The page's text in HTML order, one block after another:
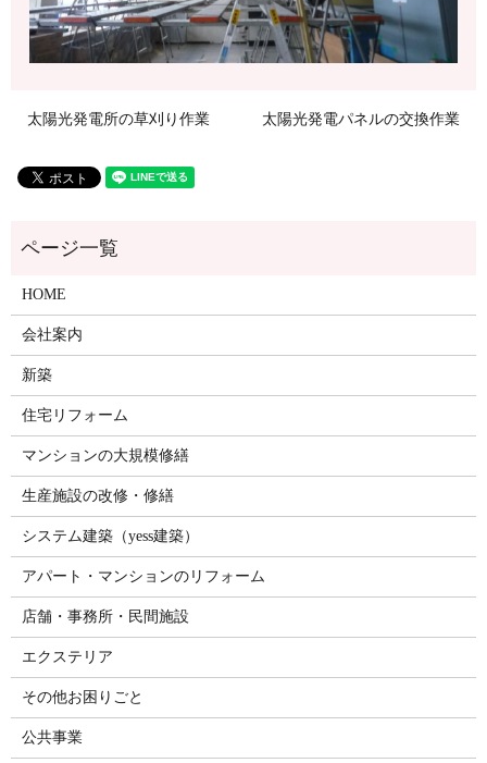
太陽光発電所の草刈り作業 太陽光発電パネルの交換作業
HOME
会社案内
新築
住宅リフォーム
マンションの大規模修繕
生産施設の改修・修繕
システム建築（yess建築）
アパート・マンションのリフォーム
店舗・事務所・民間施設
エクステリア
その他お困りごと
公共事業